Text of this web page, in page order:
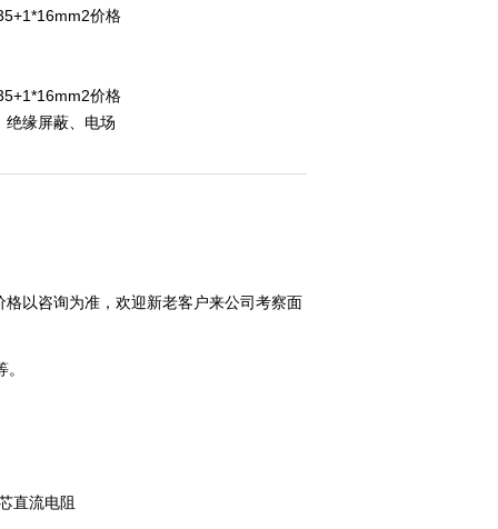
价格
价格
绝缘屏蔽、电场
格以咨询为准，欢迎新老客户来公司考察面
。
直流电阻